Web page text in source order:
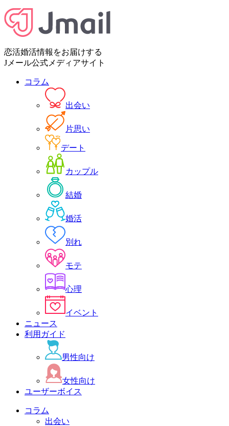
恋活婚活情報をお届けする
Jメール公式メディアサイト
コラム
出会い
片思い
デート
カップル
結婚
婚活
別れ
モテ
心理
イベント
ニュース
利用ガイド
男性向け
女性向け
ユーザーボイス
コラム
出会い